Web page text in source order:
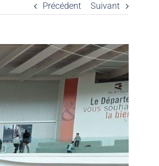
Précédent Suivant